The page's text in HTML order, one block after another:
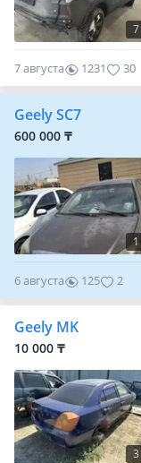
7
7 августа 1231 30
Geely SC7
600 000 ₸
1
6 августа 125 2
Geely MK
10 000 ₸
3